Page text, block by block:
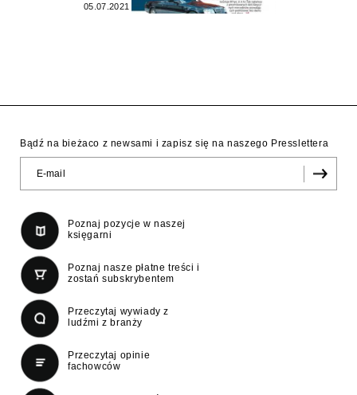
05.07.2021
Bądź na bieżaco z newsami i zapisz się na naszego Presslettera
Poznaj pozycje w naszej
księgarni
Poznaj nasze płatne treści i
zostań subskrybentem
Przeczytaj wywiady z
ludźmi z branży
Przeczytaj opinie
fachowców